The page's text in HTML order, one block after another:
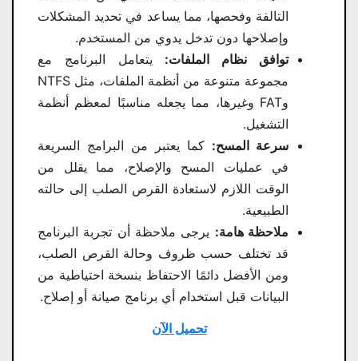
التالفة وفحصها، مما يساعد في تحديد المشكلات
وإصلاحها دون تدخل يدوي من المستخدم.
توافق نظام الملفات: يتعامل البرنامج مع
مجموعة متنوعة من أنظمة الملفات، مثل NTFS
وFAT وغيرها، مما يجعله مناسبًا لمعظم أنظمة
التشغيل.
سرعة المسح: كما يعتبر من البرامج السريعة
في عمليات المسح والإصلاح، مما يقلل من
الوقت اللازم لاستعادة القرص الصلب إلى حالته
الطبيعية.
ملاحظة هامة: يرجى ملاحظة أن تجربة البرنامج
قد تختلف حسب ظروف وحالة القرص الصلب،
ومن الأفضل دائمًا الاحتفاظ بنسخة احتياطية من
البيانات قبل استخدام أي برنامج صيانة أو إصلاح.
تحميل الآن